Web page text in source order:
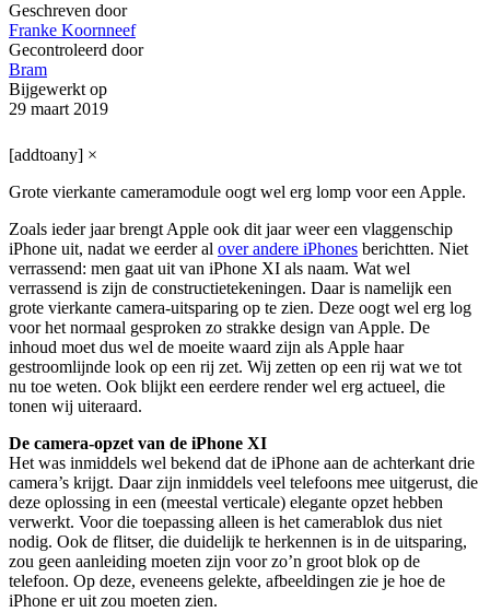
Geschreven door
Franke Koornneef
Gecontroleerd door
Bram
Bijgewerkt op
29 maart 2019
[addtoany] ×
Grote vierkante cameramodule oogt wel erg lomp voor een Apple.
Zoals ieder jaar brengt Apple ook dit jaar weer een vlaggenschip
iPhone uit, nadat we eerder al over andere iPhones berichtten. Niet
verrassend: men gaat uit van iPhone XI als naam. Wat wel
verrassend is zijn de constructietekeningen. Daar is namelijk een
grote vierkante camera-uitsparing op te zien. Deze oogt wel erg log
voor het normaal gesproken zo strakke design van Apple. De
inhoud moet dus wel de moeite waard zijn als Apple haar
gestroomlijnde look op een rij zet. Wij zetten op een rij wat we tot
nu toe weten. Ook blijkt een eerdere render wel erg actueel, die
tonen wij uiteraard.
De camera-opzet van de iPhone XI
Het was inmiddels wel bekend dat de iPhone aan de achterkant drie
camera’s krijgt. Daar zijn inmiddels veel telefoons mee uitgerust, die
deze oplossing in een (meestal verticale) elegante opzet hebben
verwerkt. Voor die toepassing alleen is het camerablok dus niet
nodig. Ook de flitser, die duidelijk te herkennen is in de uitsparing,
zou geen aanleiding moeten zijn voor zo’n groot blok op de
telefoon. Op deze, eveneens gelekte, afbeeldingen zie je hoe de
iPhone er uit zou moeten zien.